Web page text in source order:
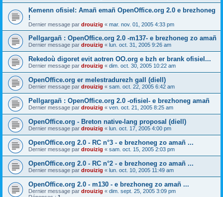
Kemenn ofisiel: Amañ emañ OpenOffice.org 2.0 e brezhoneg
!
Dernier message par drouizig « mar. nov. 01, 2005 4:33 pm
Pellgargañ : OpenOffice.org 2.0 -m137- e brezhoneg zo amañ
Dernier message par drouizig « lun. oct. 31, 2005 9:26 am
Rekedoù digoret evit aotren OO.org e bzh er brank ofisiel...
Dernier message par drouizig « dim. oct. 30, 2005 10:22 am
OpenOffice.org er melestradurezh gall (diell)
Dernier message par drouizig « sam. oct. 22, 2005 6:42 am
Pellgargañ : OpenOffice.org 2.0 -ofisiel- e brezhoneg amañ
Dernier message par drouizig « ven. oct. 21, 2005 8:25 am
OpenOffice.org - Breton native-lang proposal (diell)
Dernier message par drouizig « lun. oct. 17, 2005 4:00 pm
OpenOffice.org 2.0 - RC n°3 - e brezhoneg zo amañ ...
Dernier message par drouizig « sam. oct. 15, 2005 2:03 pm
OpenOffice.org 2.0 - RC n°2 - e brezhoneg zo amañ ...
Dernier message par drouizig « lun. oct. 10, 2005 11:49 am
OpenOffice.org 2.0 - m130 - e brezhoneg zo amañ ...
Dernier message par drouizig « dim. sept. 25, 2005 3:09 pm